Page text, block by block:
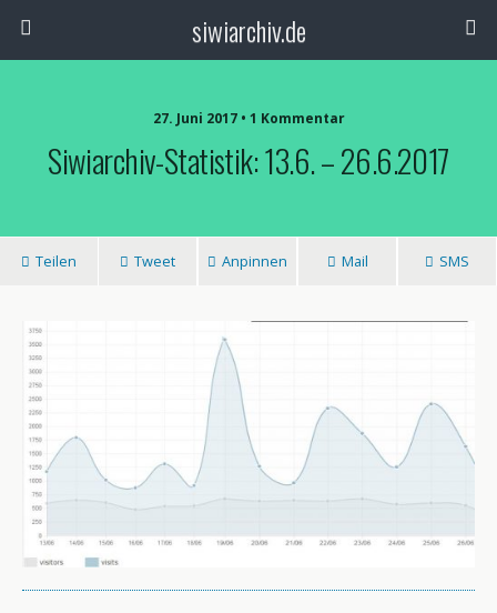
siwiarchiv.de
27. Juni 2017 • 1 Kommentar
Siwiarchiv-Statistik: 13.6. – 26.6.2017
Teilen Tweet Anpinnen Mail SMS